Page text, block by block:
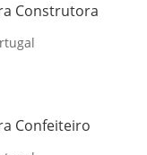
Construtora
Confeiteiro